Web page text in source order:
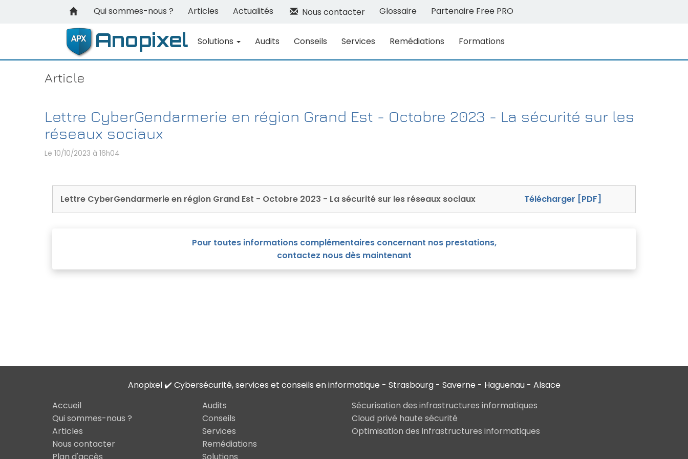
Qui sommes-nous ? Articles Actualités Nous contacter Glossaire Partenaire Free PRO
Solutions Audits Conseils Services Remédiations Formations
Article
Lettre CyberGendarmerie en région Grand Est - Octobre 2023 - La sécurité sur les
réseaux sociaux
Le 10/10/2023 à 16h04
Lettre CyberGendarmerie en région Grand Est - Octobre 2023 - La sécurité sur les réseaux sociaux Télécharger [PDF]
Pour toutes informations complémentaires concernant nos prestations,
contactez nous dès maintenant
Anopixel ✔️ Cybersécurité, services et conseils en informatique - Strasbourg - Saverne - Haguenau - Alsace
Accueil
Qui sommes-nous ?
Articles
Nous contacter
Audits
Conseils
Services
Remédiations
Sécurisation des infrastructures informatiques
Cloud privé haute sécurité
Optimisation des infrastructures informatiques